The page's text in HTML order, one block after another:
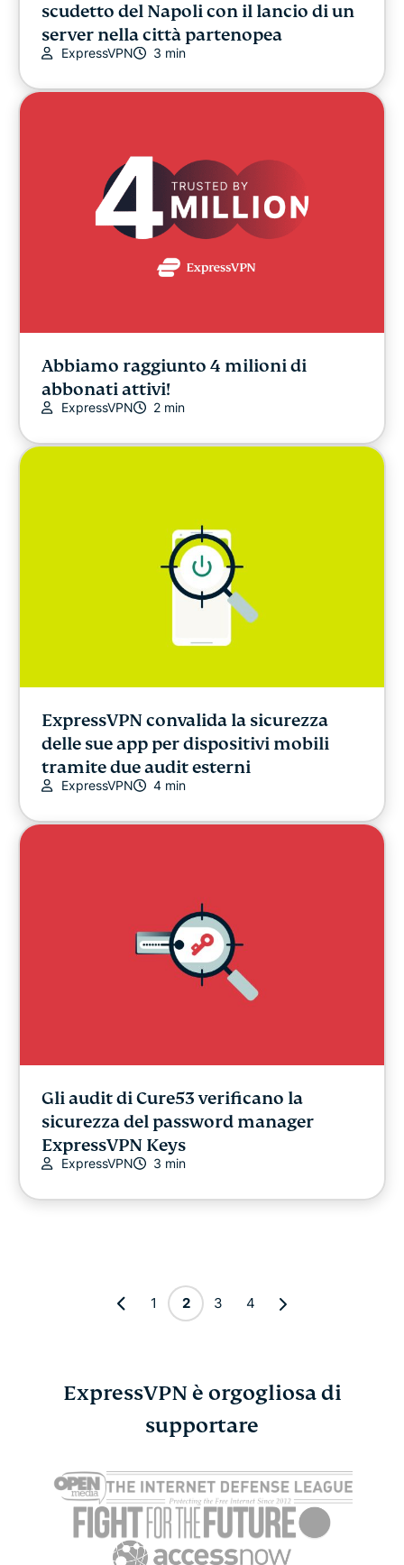
scudetto del Napoli con il lancio di un
server nella città partenopea
ExpressVPN 3 min
Abbiamo raggiunto 4 milioni di
abbonati attivi!
ExpressVPN 2 min
ExpressVPN convalida la sicurezza
delle sue app per dispositivi mobili
tramite due audit esterni
ExpressVPN 4 min
Gli audit di Cure53 verificano la
sicurezza del password manager
ExpressVPN Keys
ExpressVPN 3 min
1 2 3 4
ExpressVPN è orgogliosa di
supportare